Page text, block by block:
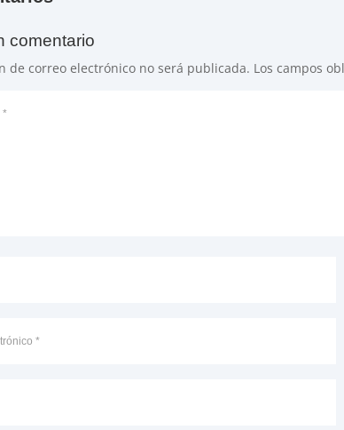
comentario
de correo electrónico no será publicada. Los campos